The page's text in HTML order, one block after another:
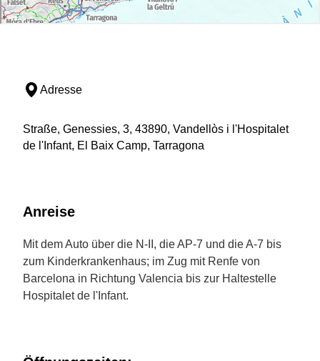
Adresse
Straße, Genessies, 3, 43890, Vandellòs i l'Hospitalet
de l'Infant, El Baix Camp, Tarragona
Anreise
Mit dem Auto über die N-II, die AP-7 und die A-7 bis
zum Kinderkrankenhaus; im Zug mit Renfe von
Barcelona in Richtung Valencia bis zur Haltestelle
Hospitalet de l'Infant.